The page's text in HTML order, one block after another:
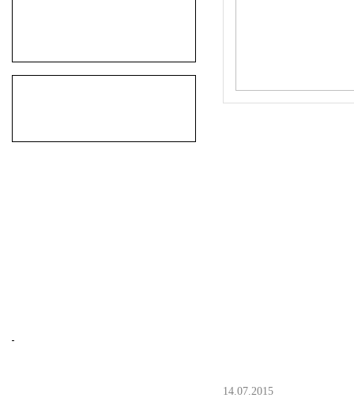
14.07.2015